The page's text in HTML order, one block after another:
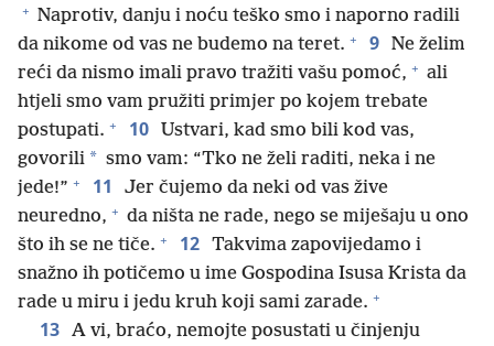
+ Naprotiv, danju i noću teško smo i naporno radili
da nikome od vas ne budemo na teret. + 9 Ne želim
reći da nismo imali pravo tražiti vašu pomoć, + ali
htjeli smo vam pružiti primjer po kojem trebate
postupati. + 10
Ustvari, kad smo bili kod vas,
govorili * smo vam: “Tko ne želi raditi, neka i ne
jede!” + 11
Jer čujemo da neki od vas žive
neuredno, + da ništa ne rade, nego se miješaju u ono
što ih se ne tiče. + 12 Takvima zapovijedamo i
snažno ih potičemo u ime Gospodina Isusa Krista da
rade u miru i jedu kruh koji sami zarade. +
13 A vi, braćo, nemojte posustati u činjenju